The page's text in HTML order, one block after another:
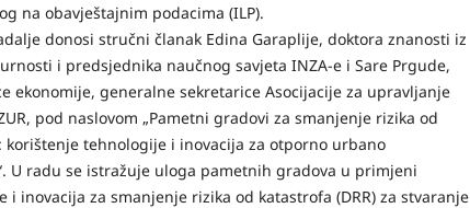
na obavještajnim podacima (ILP).
donosi stručni članak Edina Garaplije, doktora znanosti iz
i predsjednika naučnog savjeta INZA-e i Sare Prgude,
ekonomije, generalne sekretarice Asocijacije za upravljanje
pod naslovom „Pametni gradovi za smanjenje rizika od
korištenje tehnologije i inovacija za otporno urbano
U radu se istražuje uloga pametnih gradova u primjeni
i inovacija za smanjenje rizika od katastrofa (DRR) za stvaranje